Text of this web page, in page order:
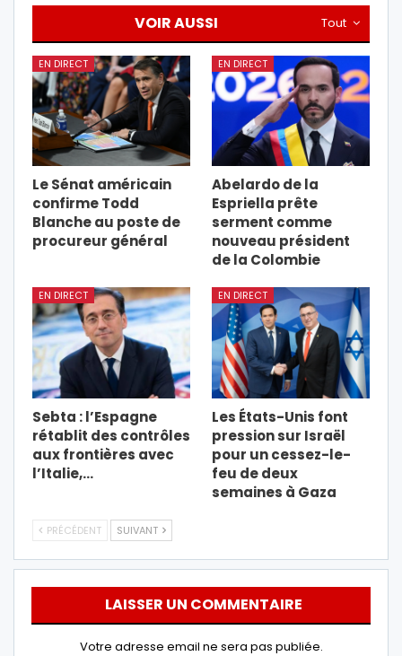
Tout
VOIR AUSSI
EN DIRECT
Le Sénat américain
confirme Todd
Blanche au poste de
procureur général
EN DIRECT
Abelardo de la
Espriella prête
serment comme
nouveau président
de la Colombie
EN DIRECT
Sebta : l’Espagne
rétablit des contrôles
aux frontières avec
l’Italie,…
EN DIRECT
Les États-Unis font
pression sur Israël
pour un cessez-le-
feu de deux
semaines à Gaza
PRÉCÉDENT SUIVANT
LAISSER UN COMMENTAIRE
Votre adresse email ne sera pas publiée.